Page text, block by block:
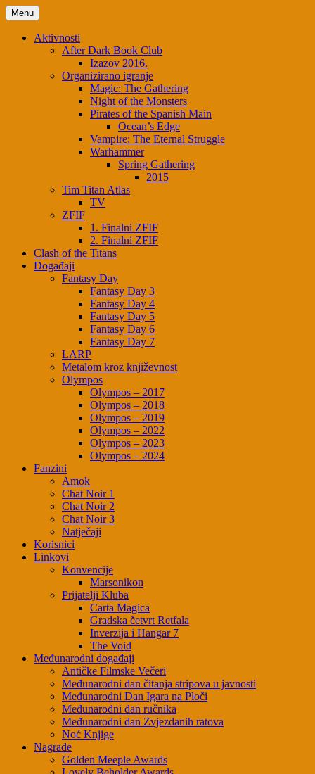
Skip
to
content
Menu
Aktivnosti
After Dark Book Club
Izazov 2016.
Organizirano igranje
Magic: The Gathering
Night of the Monsters
Pirates of the Spanish Main
Ocean’s Edge
Vampire: The Eternal Struggle
Warhammer
Spring Gathering
2015
Tim Titan Atlas
TV
ZFIF
1. Finalni ZFIF
2. Finalni ZFIF
Clash of the Titans
Događaji
Fantasy Day
Fantasy Day 3
Fantasy Day 4
Fantasy Day 5
Fantasy Day 6
Fantasy Day 7
LARP
Metalom kroz književnost
Olympos
Olympos – 2017
Olympos – 2018
Olympos – 2019
Olympos – 2022
Olympos – 2023
Olympos – 2024
Fanzini
Amok
Chat Noir 1
Chat Noir 2
Chat Noir 3
Natječaji
Korisnici
Linkovi
Konvencije
Marsonikon
Prijatelji Kluba
Carta Magica
Gradska četvrt Retfala
Inverzija i Hangar 7
The Void
Međunarodni događaji
Antičke Filmske Večeri
Međunarodni dan čitanja stripova u javnosti
Međunarodni Dan Igara na Ploči
Međunarodni dan ručnika
Međunarodni dan Zvjezdanih ratova
Noć Knjige
Nagrade
Golden Meeple Awards